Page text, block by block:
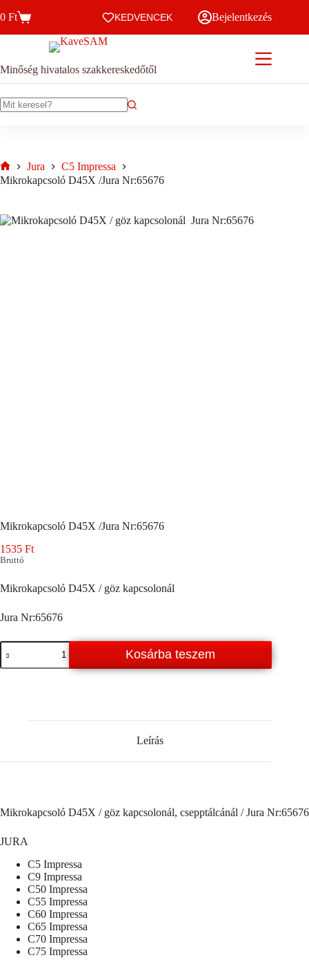
to
Kosár
0 Ft KEDVENCEK Bejelentkezés
Minőség hivatalos szakkereskedőtől
Home
Jura
C5 Impressa
Mikrokapcsoló D45X /Jura Nr:65676
Mikrokapcsoló D45X /Jura Nr:65676
1535 Ft
Bruttó
Mikrokapcsoló D45X / göz kapcsolonál
Jura Nr:65676
Mikrokapcsoló
D45X
/Jura
Kosárba teszem
Leírás
Mikrokapcsoló D45X / göz kapcsolonál, csepptálcánál / Jura Nr:65676
JURA
C5 Impressa
C9 Impressa
C50 Impressa
C55 Impressa
C60 Impressa
C65 Impressa
C70 Impressa
C75 Impressa